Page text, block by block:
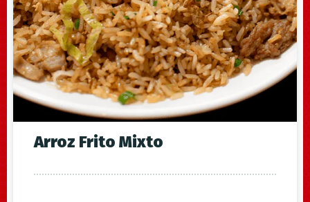
Arroz Frito Mixto